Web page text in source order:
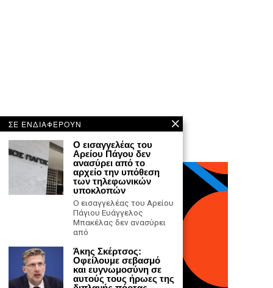
ΣΕ ΕΝΔΙΑΦΕΡΟΥΝ
Ο εισαγγελέας του
Αρείου Πάγου δεν
ανασύρει από το
αρχείο την υπόθεση
των τηλεφωνικών
υποκλοπών
Ο εισαγγελέας του Αρείου
Πάγιου Ευάγγελος
Μπακέλας δεν ανασύρει
από
Άκης Σκέρτσος:
Οφείλουμε σεβασμό
και ευγνωμοσύνη σε
αυτούς τους ήρωες της